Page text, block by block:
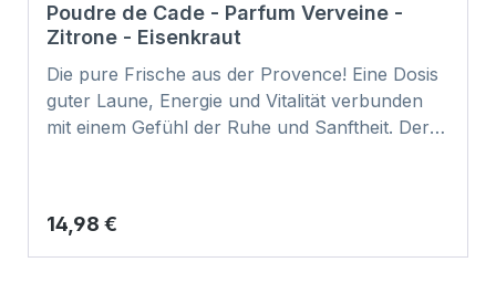
Poudre de Cade - Parfum Verveine -
Zitrone - Eisenkraut
Die pure Frische aus der Provence! Eine Dosis
guter Laune, Energie und Vitalität verbunden
mit einem Gefühl der Ruhe und Sanftheit. Der
ausgleichende und beruhigende Wirkung auf
Körper und Geist. Während es langsam in der
Regulärer Preis:
14,98 €